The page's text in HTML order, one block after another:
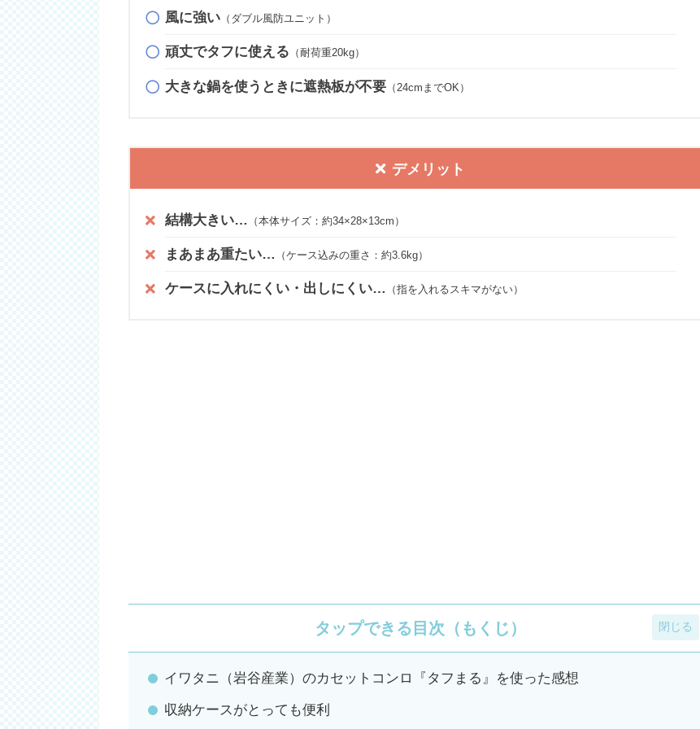
風に強い（ダブル風防ユニット）
頑丈でタフに使える （耐荷重20kg）
大きな鍋を使うときに遮熱板が不要（24cmまでOK）
デメリット
結構大きい… （本体サイズ：約34×28×13cm）
まあまあ重たい… （ケース込みの重さ：約3.6kg）
ケースに入れにくい・出しにくい… （指を入れるスキマがない）
タップできる目次（もくじ）
イワタニ（岩谷産業）のカセットコンロ『タフまる』を使った感想
収納ケースがとっても便利